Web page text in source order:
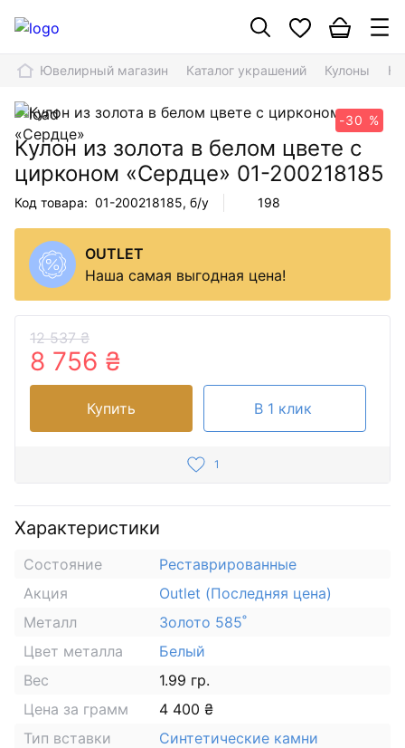
Ювелирный магазин Каталог украшений Кулоны
-30 %
Кулон из золота в белом цвете с
цирконом «Сердце» 01-200218185
Код товара: 01-200218185, б/у 198
OUTLET
Наша самая выгодная цена!
12 537 ₴
8 756 ₴
Купить В 1 клик
1
Характеристики
Состояние
Реставрированные
Акция
Outlet (Последняя цена)
Металл
Золото 585˚
Цвет металла
Белый
Вес
1.99 гр.
Цена за грамм
4 400 ₴
Тип вставки
Синтетические камни